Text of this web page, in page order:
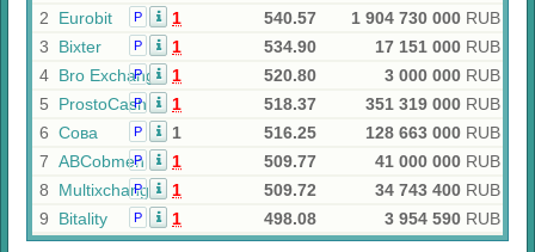
2
Eurobit Р 1 540.57 1 904 730 000 RUB
3
Bixter Р 1 534.90 17 151 000 RUB
4 Bro Exchange
Р 1 520.80 3 000 000 RUB
5
ProstoCash
Р 1 518.37 351 319 000 RUB
6 Сова Р 1 516.25 128 663 000 RUB
7 ABCobmen
Р 1 509.77 41 000 000 RUB
8
Multixchange
Р 1 509.72 34 743 400 RUB
9
Bitality Р 1 498.08 3 954 590 RUB